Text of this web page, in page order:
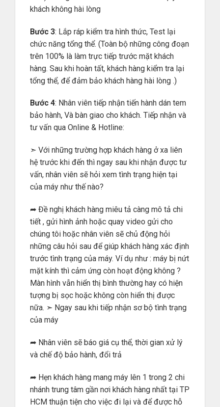
khách không hài lòng
Bước 3: Lắp ráp kiểm tra hình thức, Test lại
chức năng tổng thể. (Toàn bộ những công đoạn
trên 100% là làm trực tiếp trước mặt khách
hàng. Sau khi hoàn tất, khách hàng kiểm tra lại
tổng thể, để đảm bảo khách hàng hài lòng .)
Bước 4: Nhân viên tiếp nhận tiến hành dán tem
bảo hành, Và bàn giao cho khách. Tiếp nhận và
tư vấn qua Online & Hotline:
➣ Với những trường hợp khách hàng ở xa liên
hệ trước khi đến thì ngay sau khi nhận được tư
vấn, nhân viên sẽ hỏi xem tình trạng hiện tại
của máy như thế nào?
➦ Đề nghị khách hàng miêu tả càng mô tả chi
tiết , gửi hình ảnh hoặc quay video gửi cho
chúng tôi hoặc nhân viên sẽ chủ động hỏi
những câu hỏi sau để giúp khách hàng xác định
trước tình trạng của máy. Ví dụ như : máy bị nứt
mặt kính thì cảm ứng còn hoạt động không ?
Màn hình vẫn hiển thị bình thường hay có hiện
tượng bị sọc hoặc không còn hiển thị được
nữa. ➣ Ngay sau khi tiếp nhận sơ bộ tình trạng
của máy
➦ Nhân viên sẽ báo giá cụ thể, thời gian xử lý
và chế độ bảo hành, đổi trả
➦ Hẹn khách hàng mang máy lên 1 trong 2 chi
nhánh trung tâm gần nơi khách hàng nhất tại TP
HCM thuận tiện cho việc đi lại và để được hỗ